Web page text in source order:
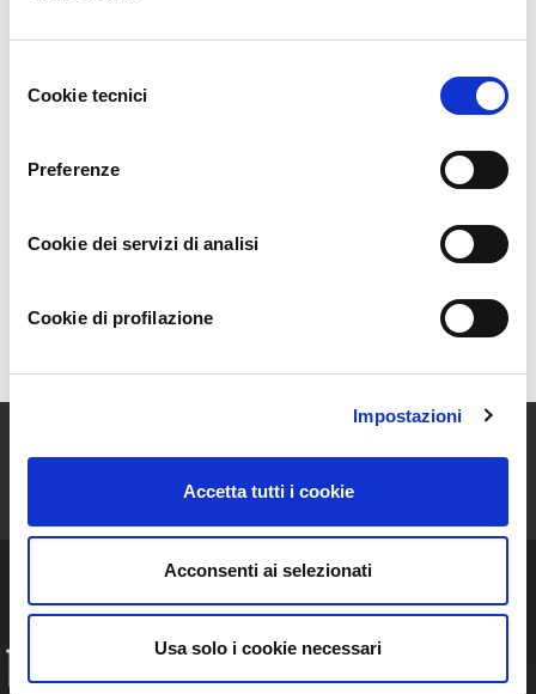
delCookie tecnici
Preferenze
Cookie dei servizi di analisi
Cookie di profilazione
Impostazioni
Accetta tutti i cookie
Acconsenti ai selezionati
Usa solo i cookie necessari
nome dell’azienda ha un significato ben preciso, che
per il nostro pianeta: “Beeos” è infatti un gioco di parole
ISCRIVITI ALLA NEWSLETTER
INFO